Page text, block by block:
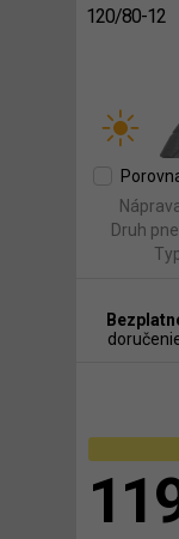
120/80-12
Druh